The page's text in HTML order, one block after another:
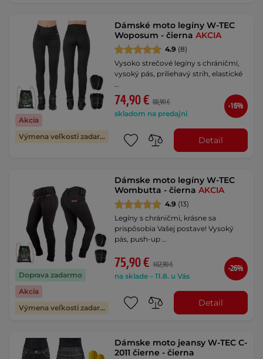
Akcia
Výmena veľkosti zadarmo
Dámské moto legíny W-TEC
Woposum - čiernaAKCIA
4.9 (8)
Vysoko strečové legíny s chráničmi,
vysoký pás, priliehavý strih, elastické
…
74,90 € 88,90 €
skladom na predajni
-16%
Detail
Doprava zadarmo
Akcia
Výmena veľkosti zadarmo
Dámske moto legíny W-TEC
Wombutta - čiernaAKCIA
4.9 (13)
Legíny s chráničmi, krásne sa
prispôsobia Vašej postave! Vysoký
pás, push-up …
75,90 € 102,90 €
na sklade – 11.8. u Vás
-26%
Detail
Dámske moto jeansy W-TEC C-
2011 čierne - čierna